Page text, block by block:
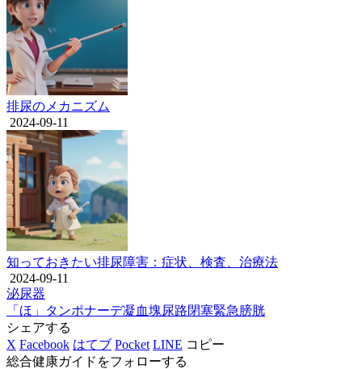
排尿のメカニズム
2024-09-11
知っておきたい排尿障害：症状、検査、治療法
2024-09-11
泌尿器
「ほ」
タンポナーデ凝血塊尿路閉塞緊急膀胱
シェアする
X Facebook はてブ Pocket LINE コピー
総合健康ガイドをフォローする